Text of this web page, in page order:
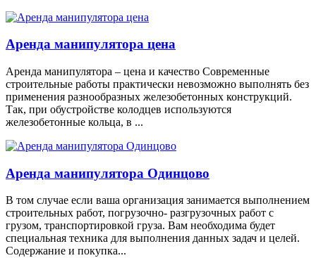
Аренда манипулятора цена
Аренда манипулятора – цена и качество Современные
строительные работы практически невозможно выполнять без
применения разнообразных железобетонных конструкций.
Так, при обустройстве колодцев используются
железобетонные кольца, в ...
Аренда манипулятора Одинцово
В том случае если ваша организация занимается выполнением
строительных работ, погрузочно- разгрузочных работ с
грузом, транспортировкой груза. Вам необходима будет
специальная техника для выполнения данных задач и целей.
Содержание и покупка...